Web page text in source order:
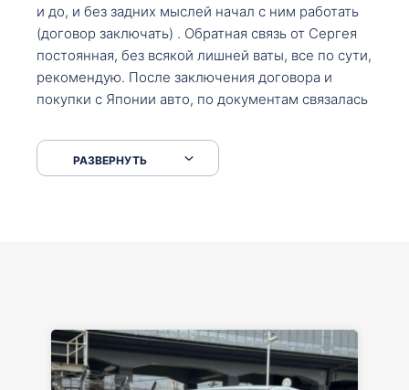
и до, и без задних мыслей начал с ним работать
(договор заключать) . Обратная связь от Сергея
постоянная, без всякой лишней ваты, все по сути,
рекомендую. После заключения договора и
покупки с Японии авто, по документам связалась
что заполнить, куда зайти, образцы и т.д. После
приехал за авто. Меня тепло встретили Сергей с
РАЗВЕРНУТЬ